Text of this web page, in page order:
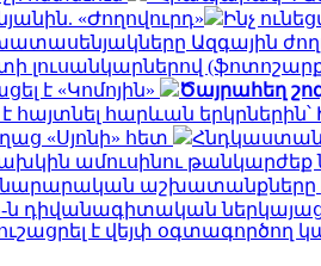
«Ժողովուրդ»
Ինչ
Ազգային
լուսանկարներով
է «Կոմոյին»
Ծայրահեղ
է հայտնել հարևան
«Սյոնի» հետ
Հնդկաստանի
ամուսինու թանկարժեք
աշխատանքները
ն դիվանագիտական
է վեյփ օգտագործող